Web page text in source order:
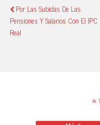
Por Las Subidas De Las
Pensiones Y Salarios Con El IPC
Real